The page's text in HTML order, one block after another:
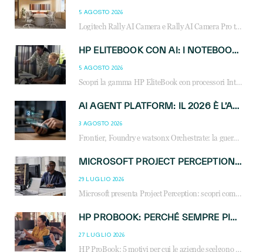
5 AGOSTO 2026
Logitech Rally AI Camera e Rally AI Camera Pro trasformano gli spazi di collaborazione con AI, inquadratura intelligente, multi-camera e gestione avanzata dei meeting ibridi.
HP ELITEBOOK CON AI: I NOTEBOOK BUSINESS INTELLIGENTI CHE TRASFORMANO PRODUTTIVITÀ, SICUREZZA E LAVORO IBRIDO
5 AGOSTO 2026
Scopri la gamma HP EliteBook con processori Intel® Core™ Ultra e AMD Ryzen™ AI. Notebook business progettati per aumentare la produttività, migliorare la collaborazione e garantire sicurezza avanzata in ufficio e in mobilità.
AI AGENT PLATFORM: IL 2026 È L’ANNO DEL «SISTEMA OPERATIVO» PER GLI AGENTI AZIENDALI
3 AGOSTO 2026
Frontier, Foundry e watsonx Orchestrate: la guerra delle piattaforme AI agent ridisegna il mercato IT. Cosa cambia per reseller, MSP e system integrator.
MICROSOFT PROJECT PERCEPTION: COME GLI AGENTI AI CAMBIERANNO SOC, CYBERSECURITY E SERVIZI MSP
29 LUGLIO 2026
Microsoft presenta Project Perception: scopri come gli agenti AI possono trasformare cybersecurity, SOC e servizi gestiti degli MSP.
HP PROBOOK: PERCHÉ SEMPRE PIÙ AZIENDE SCELGONO NOTEBOOK PROGETTATI PER IL LAVORO MODERNO
27 LUGLIO 2026
HP ProBook: 5 motivi per cui le aziende scelgono i notebook business HP per migliorare produttività, sicurezza e gestione dell’AI.